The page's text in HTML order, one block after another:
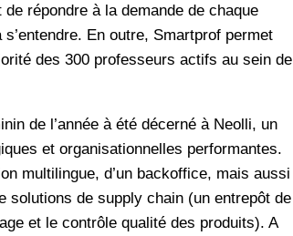
répondre à la demande de chaque
En outre, Smartprof permet
des 300 professeurs actifs au sein de
de l’année à été décerné à Neolli, un
et organisationnelles performantes.
multilingue, d’un backoffice, mais aussi
solutions de supply chain (un entrepôt de
et le contrôle qualité des produits). A